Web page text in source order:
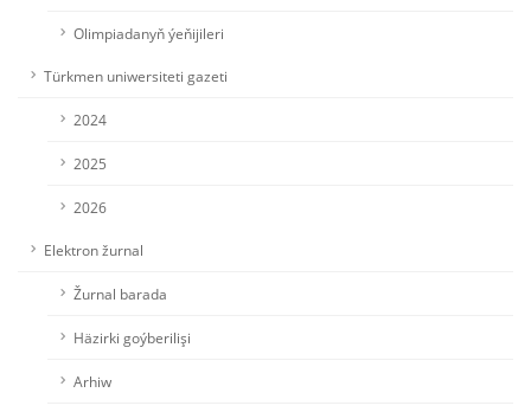
Olimpiadanyň ýeňijileri
Türkmen uniwersiteti gazeti
2024
2025
2026
Elektron žurnal
Žurnal barada
Häzirki goýberilişi
Arhiw